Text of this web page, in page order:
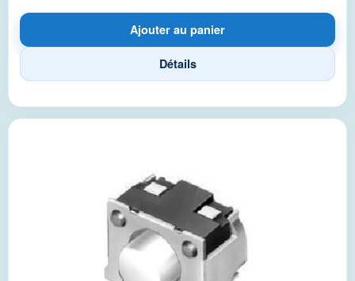
Ajouter au panier
Détails